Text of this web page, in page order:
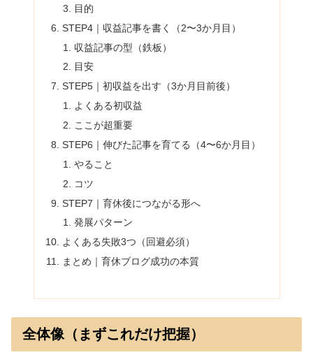
目的
STEP4｜収益記事を書く（2〜3か月目）
収益記事の型（鉄板）
目安
STEP5｜初収益を出す（3か月目前後）
よくある初収益
ここが超重要
STEP6｜伸びた記事を育てる（4〜6か月目）
やること
コツ
STEP7｜育休後につながる形へ
発展パターン
よくある失敗3つ（回避必須）
まとめ｜育休ブログ成功の本質
全体像（まずこれだけ把握）